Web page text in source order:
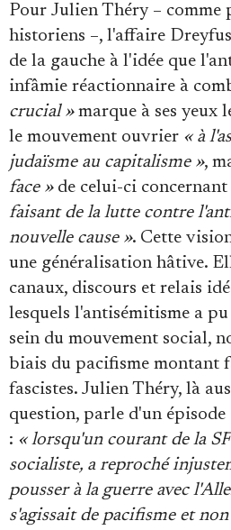
Pour Julien Théry – comme
historiens –, l'affaire
de la gauche à l'idée que
infâmie réactionnaire à
crucial »marque à ses yeux
le mouvement ouvrier « à
judaïsme au capitalisme »,
face »de celui-ci concernant
faisant de la lutte contre
nouvelle cause ». Cette
une généralisation hâtive.
canaux, discours et relais
lesquels l'antisémitisme a
sein du mouvement social,
biais du pacifisme montant
fascistes. Julien Théry, là
question, parle d'un épisode
: « lorsqu'un courant de la
socialiste, a reproché
pousser à la guerre avec
s'agissait de pacifisme et